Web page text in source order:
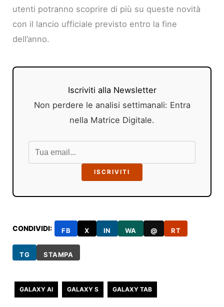
utenti potranno scoprire di più su queste novità
con il lancio ufficiale previsto entro la fine
dell’anno.
Iscriviti alla Newsletter
Non perdere le analisi settimanali: Entra
nella Matrice Digitale.
ISCRIVITI
CONDIVIDI: FB X IN WA @ RT
TG STAMPA
GALAXY AI GALAXY S GALAXY TAB